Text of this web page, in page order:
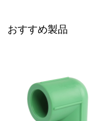
おすすめ製品